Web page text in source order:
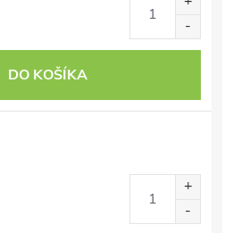
DO KOŠÍKA